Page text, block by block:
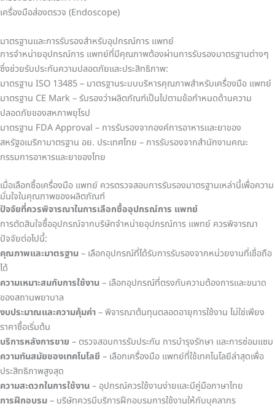
เครื่องมือส่องตรวจ (Endoscope)
มาตรฐานและการรับรองสำหรับอุปกรณ์การ แพทย์
การจำหน่ายอุปกรณ์การ แพทย์ที่มีคุณภาพต้องผ่านการรับรองมาตรฐานต่างๆ
ซึ่งช่วยรับประกันความปลอดภัยและประสิทธิภาพ:
มาตรฐาน ISO 13485 – มาตรฐานระบบบริหารคุณภาพสำหรับเครื่องมือ แพทย์
มาตรฐาน CE Mark – รับรองว่าผลิตภัณฑ์เป็นไปตามข้อกำหนดด้านความ
ปลอดภัยของสหภาพยุโรป
มาตรฐาน FDA Approval – การรับรองจากองค์การอาหารและยาของ
สหรัฐอเมริกามาตรฐาน อย. ประเทศไทย – การรับรองจากสำนักงานคณะ
กรรมการอาหารและยาของไทย
เมื่อเลือกซื้อเครื่องมือ แพทย์ ควรตรวจสอบการรับรองมาตรฐานเหล่านี้เพื่อความ
มั่นใจในคุณภาพของผลิตภัณฑ์
ปัจจัยที่ควรพิจารณาในการเลือกซื้ออุปกรณ์การ แพทย์
การตัดสินใจซื้ออุปกรณ์จากบริษัทจำหน่ายอุปกรณ์การ แพทย์ ควรพิจารณา
ปัจจัยต่อไปนี้:
คุณภาพและมาตรฐาน– เลือกอุปกรณ์ที่ได้รับการรับรองจากหน่วยงานที่เชื่อถือ
ได้
ความเหมาะสมกับการใช้งาน– เลือกอุปกรณ์ที่ตรงกับความต้องการและขนาด
ของสถานพยาบาล
งบประมาณและความคุ้มค่า– พิจารณาต้นทุนตลอดอายุการใช้งาน ไม่ใช่เพียง
ราคาซื้อเริ่มต้น
บริการหลังการขาย – ตรวจสอบการรับประกัน การบำรุงรักษา และการซ่อมแซม
ความทันสมัยของเทคโนโลยี – เลือกเครื่องมือ แพทย์ที่ใช้เทคโนโลยีล่าสุดเพื่อ
ประสิทธิภาพสูงสุด
ความสะดวกในการใช้งาน– อุปกรณ์ควรใช้งานง่ายและมีคู่มือภาษาไทย
การฝึกอบรม– บริษัทควรมีบริการฝึกอบรมการใช้งานให้กับบุคลากร